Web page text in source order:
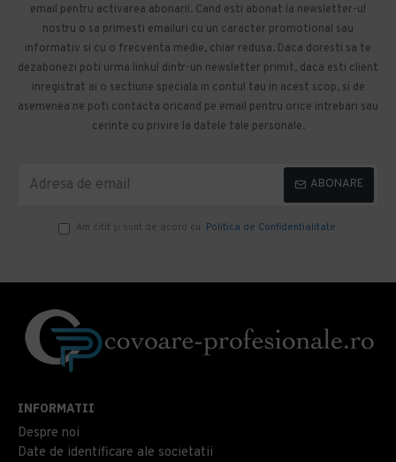
email pentru activarea abonarii. Cand esti abonat la newsletter-ul
nostru o sa primesti emailuri cu un caracter promotional sau
informativ si cu o frecventa medie, chiar redusa. Daca doresti sa te
dezabonezi poti urma linkul dintr-un newsletter primit, daca esti client
inregistrat ai o sectiune speciala in contul tau in acest scop, si de
asemenea ne poti contacta oricand pe email pentru orice intrebari sau
cerinte cu privire la datele tale personale.
ABONARE
Am citit şi sunt de acord cu Politica de Confidentialitate
INFORMATII
Despre noi
Date de identificare ale societatii